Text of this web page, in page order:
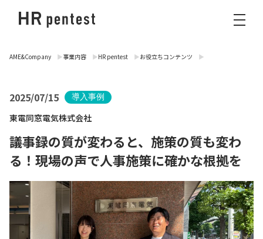
AME&Company 事業内容 HR pentest お役立ちコンテンツ
2025/07/15 導入事例
東電同窓電気株式会社
議事録の質が変わると、施策の質も変わ
る！現場の声で人事施策に確かな根拠を